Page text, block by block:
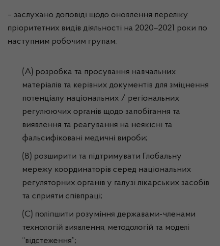
– заслухано доповіді щодо оновлення переліку
пріоритетних видів діяльності на 2020–2021 роки по
наступним робочим групам:
(А) розробка та просування навчальних
матеріалів та керівних документів для зміцнення
потенціалу національних / регіональних
регулюючих органів щодо запобігання та
виявлення та реагування на неякісні та
фальсифіковані медичні вироби;
(B) розширити та підтримувати Глобальну
мережу координаторів серед національних
регуляторних органів у галузі лікарських засобів
та сприяти співпраці;
(C) поліпшити розуміння державами-членами
технологій виявлення, методологій та моделі
“відстеження”;